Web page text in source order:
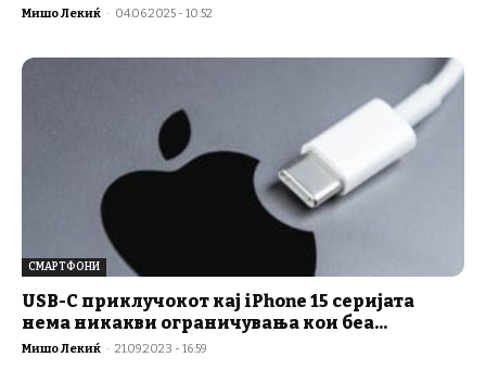
Мишо Лекиќ - 04.06.2025 - 10:52
СМАРТФОНИ
USB-C приклучокот кај iPhone 15 серијата
нема никакви ограничувања кои беа...
Мишо Лекиќ - 21.09.2023 - 16:59